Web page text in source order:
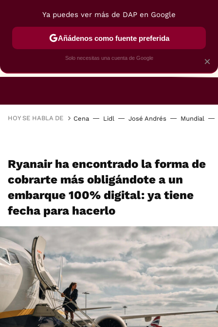
RESTAURANTES GASTROGUÍA
HOY SE HABLA DE Cena Lidl José Andrés Mundial
Ryanair ha encontrado la forma de
cobrarte más obligándote a un
embarque 100% digital: ya tiene
fecha para hacerlo
×
Ya puedes ver más de DAP en Google
Añádenos como fuente preferida
Solo necesitas una cuenta de Google